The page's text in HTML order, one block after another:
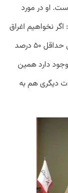
است. او در مورد
اگر نخواهیم اغراق
کنیم، برداشت من این است که در وضعیت فعلی حداقل ۵۰ درصد
وجود دارد همین
دیگری هم به